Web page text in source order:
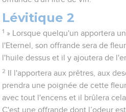
Lévitique 2
1 » Lorsque quelqu'un apportera
l'Eternel, son offrande sera de
l'huile dessus et il y ajoutera de
2
Il l'apportera aux prêtres, aux
prendra une poignée de cette
avec tout l'encens et il brûlera
C'est une offrande dont l’odeur